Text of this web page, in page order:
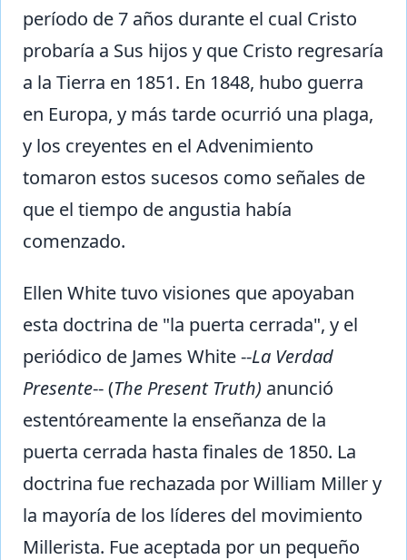
período de 7 años durante el cual Cristo
probaría a Sus hijos y que Cristo regresaría
a la Tierra en 1851. En 1848, hubo guerra
en Europa, y más tarde ocurrió una plaga,
y los creyentes en el Advenimiento
tomaron estos sucesos como señales de
que el tiempo de angustia había
comenzado.
Ellen White tuvo visiones que apoyaban
esta doctrina de "la puerta cerrada", y el
periódico de James White --La Verdad
Presente-- (The Present Truth) anunció
estentóreamente la enseñanza de la
puerta cerrada hasta finales de 1850. La
doctrina fue rechazada por William Miller y
la mayoría de los líderes del movimiento
Millerista. Fue aceptada por un pequeño